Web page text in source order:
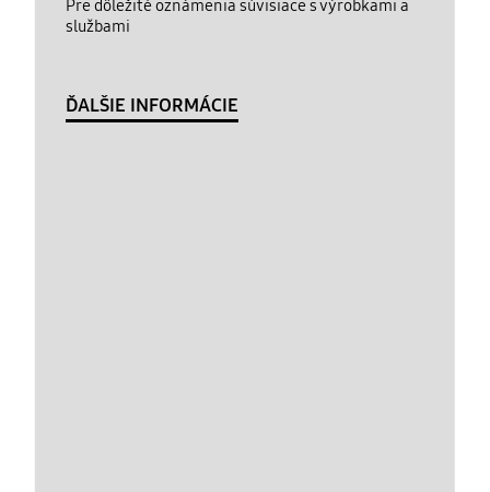
Pre dôležité oznámenia súvisiace s výrobkami a
službami
ĎALŠIE INFORMÁCIE